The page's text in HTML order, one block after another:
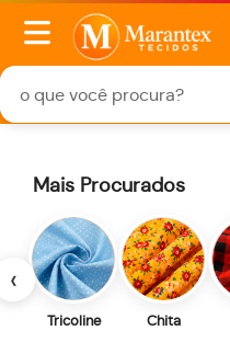
‹
Mais Procurados
Tricoline Chita